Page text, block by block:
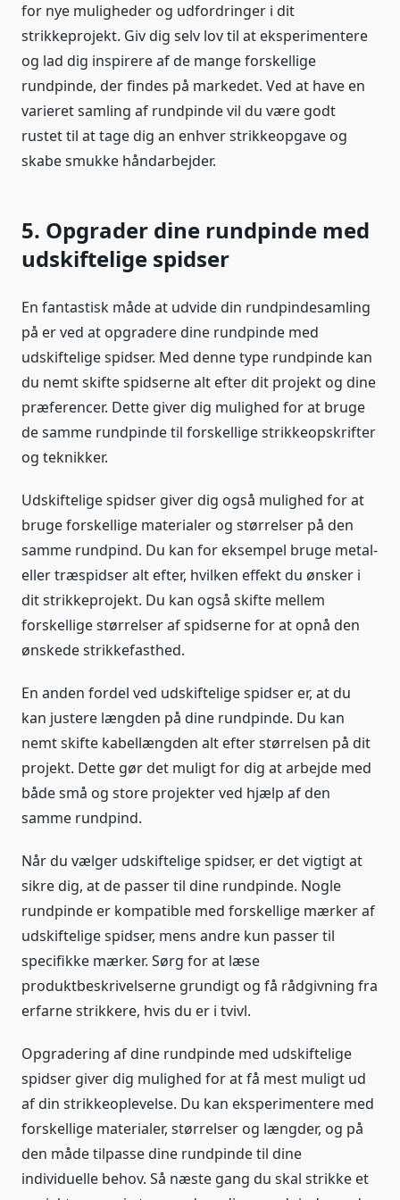
for nye muligheder og udfordringer i dit
strikkeprojekt. Giv dig selv lov til at eksperimentere
og lad dig inspirere af de mange forskellige
rundpinde, der findes på markedet. Ved at have en
varieret samling af rundpinde vil du være godt
rustet til at tage dig an enhver strikkeopgave og
skabe smukke håndarbejder.
5. Opgrader dine rundpinde med
udskiftelige spidser
En fantastisk måde at udvide din rundpindesamling
på er ved at opgradere dine rundpinde med
udskiftelige spidser. Med denne type rundpinde kan
du nemt skifte spidserne alt efter dit projekt og dine
præferencer. Dette giver dig mulighed for at bruge
de samme rundpinde til forskellige strikkeopskrifter
og teknikker.
Udskiftelige spidser giver dig også mulighed for at
bruge forskellige materialer og størrelser på den
samme rundpind. Du kan for eksempel bruge metal-
eller træspidser alt efter, hvilken effekt du ønsker i
dit strikkeprojekt. Du kan også skifte mellem
forskellige størrelser af spidserne for at opnå den
ønskede strikkefasthed.
En anden fordel ved udskiftelige spidser er, at du
kan justere længden på dine rundpinde. Du kan
nemt skifte kabellængden alt efter størrelsen på dit
projekt. Dette gør det muligt for dig at arbejde med
både små og store projekter ved hjælp af den
samme rundpind.
Når du vælger udskiftelige spidser, er det vigtigt at
sikre dig, at de passer til dine rundpinde. Nogle
rundpinde er kompatible med forskellige mærker af
udskiftelige spidser, mens andre kun passer til
specifikke mærker. Sørg for at læse
produktbeskrivelserne grundigt og få rådgivning fra
erfarne strikkere, hvis du er i tvivl.
Opgradering af dine rundpinde med udskiftelige
spidser giver dig mulighed for at få mest muligt ud
af din strikkeoplevelse. Du kan eksperimentere med
forskellige materialer, størrelser og længder, og på
den måde tilpasse dine rundpinde til dine
individuelle behov. Så næste gang du skal strikke et